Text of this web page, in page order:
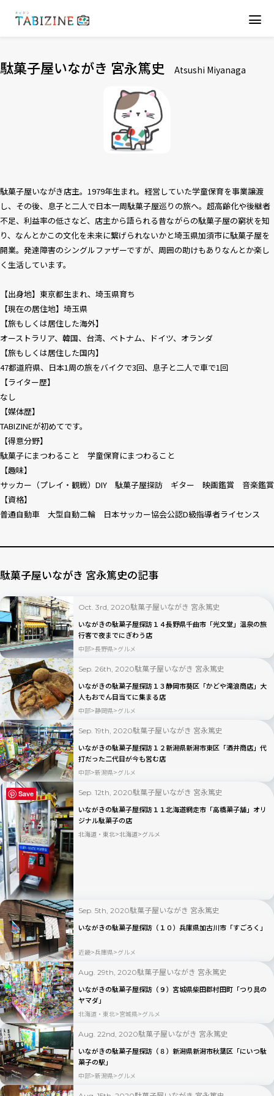
駄菓子屋いながき 宮永篤史 Atsushi Miyanaga
駄菓子屋いながき店主。1979年生まれ。経営していた学童保育を事業譲渡
し、その後、息子と二人で日本一周駄菓子屋巡りの旅へ。超高齢化や後継者
不足、利益率の低さなど、店主から語られる昔ながらの駄菓子屋の窮状を知
り、なんとかこの文化を未来に繋げられないかと埼玉県加須市に駄菓子屋を
開業。発達障害のシングルファザーですが、周囲の助けもありなんとか楽し
く生活しています。
【出身地】東京都生まれ、埼玉県育ち
【現在の居住地】埼玉県
【旅もしくは居住した海外】
オーストラリア、韓国、台湾、ベトナム、ドイツ、オランダ
【旅もしくは居住した国内】
47都道府県、日本1周の旅をバイクで3回、息子と二人で車で1回
【ライター歴】
なし
【媒体歴】
TABIZINEが初めてです。
【得意分野】
駄菓子にまつわること 学童保育にまつわること
【趣味】
サッカー（プレイ・観戦）DIY 駄菓子屋探訪 ギター 映画鑑賞 音楽鑑賞
【資格】
普通自動車 大型自動二輪 日本サッカー協会公認D級指導者ライセンス
駄菓子屋いながき 宮永篤史の記事
Oct. 3rd, 2020駄菓子屋いながき 宮永篤史
いながきの駄菓子屋探訪１４長野県千曲市「光文堂」温泉の旅
行客で夜までにぎわう店
中部 長野県 グルメ
Sep. 26th, 2020駄菓子屋いながき 宮永篤史
いながきの駄菓子屋探訪１３静岡市葵区「かどや滝浪商店」大
人もおでん目当てに集まる店
中部 静岡県 グルメ
Sep. 19th, 2020駄菓子屋いながき 宮永篤史
いながきの駄菓子屋探訪１２新潟県新潟市東区「酒井商店」代
打だった二代目が今も営む店
中部 新潟県 グルメ
Sep. 12th, 2020駄菓子屋いながき 宮永篤史
いながきの駄菓子屋探訪１１北海道網走市「高橋菓子舗」オリ
ジナル駄菓子の店
北海道・東北 北海道 グルメ
Sep. 5th, 2020駄菓子屋いながき 宮永篤史
いながきの駄菓子屋探訪（１０）兵庫県加古川市「すごろく」
近畿 兵庫県 グルメ
Aug. 29th, 2020駄菓子屋いながき 宮永篤史
いながきの駄菓子屋探訪（９）宮城県柴田郡村田町「つり具の
ヤマダ」
北海道・東北 宮城県 グルメ
Aug. 22nd, 2020駄菓子屋いながき 宮永篤史
いながきの駄菓子屋探訪（８）新潟県新潟市秋葉区「にいつ駄
菓子の駅」
中部 新潟県 グルメ
Save